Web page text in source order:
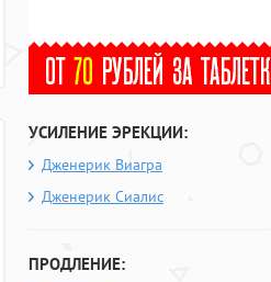
УСИЛЕНИЕ ЭРЕКЦИИ:
Дженерик Виагра
Дженерик Сиалис
ПРОДЛЕНИЕ: